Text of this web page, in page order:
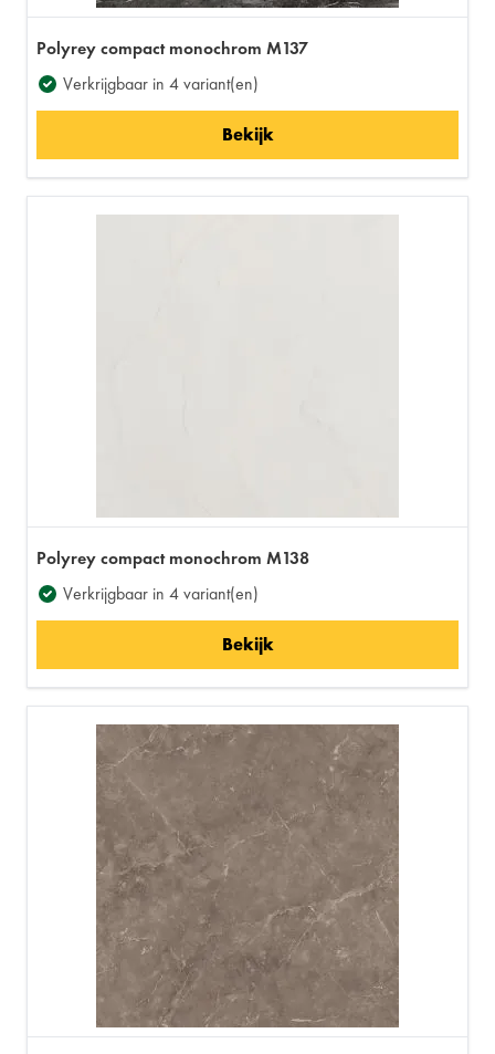
Polyrey compact monochrom M137
Verkrijgbaar in 4 variant(en)
Bekijk
Polyrey compact monochrom M138
Verkrijgbaar in 4 variant(en)
Bekijk